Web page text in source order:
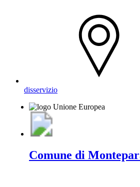
disservizio
Comune di